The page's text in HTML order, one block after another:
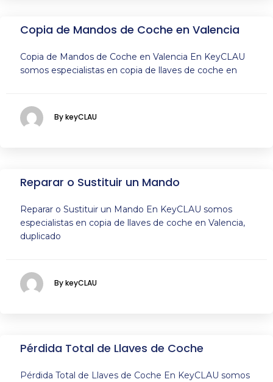
Copia de Mandos de Coche en Valencia
Copia de Mandos de Coche en Valencia En KeyCLAU
somos especialistas en copia de llaves de coche en
By keyCLAU
Reparar o Sustituir un Mando
Reparar o Sustituir un Mando En KeyCLAU somos
especialistas en copia de llaves de coche en Valencia,
duplicado
By keyCLAU
Pérdida Total de Llaves de Coche
Pérdida Total de Llaves de Coche En KeyCLAU somos